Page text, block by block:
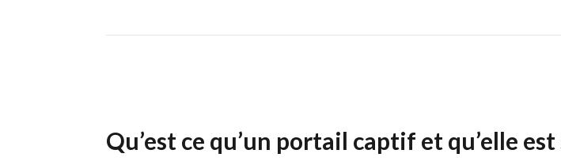
Qu’est ce qu’un portail captif et qu’elle